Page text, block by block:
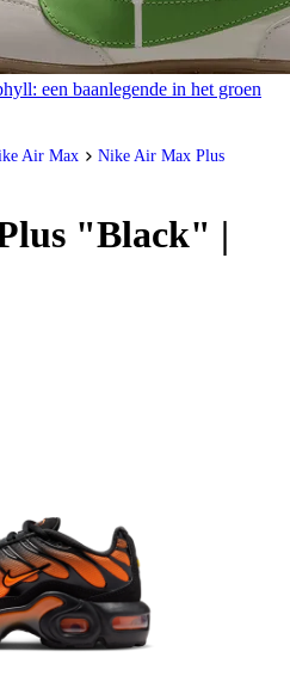
een baanlegende in het groen
Air Max Nike Air Max Plus
"Black" |